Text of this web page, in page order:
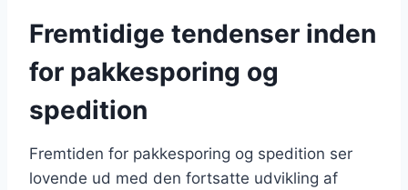
Fremtidige tendenser inden
for pakkesporing og
spedition
Fremtiden for pakkesporing og spedition ser
lovende ud med den fortsatte udvikling af